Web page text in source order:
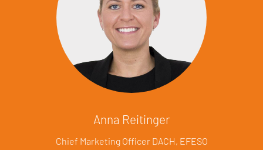
Anna Reitinger
Chief Marketing Officer DACH, EFESO